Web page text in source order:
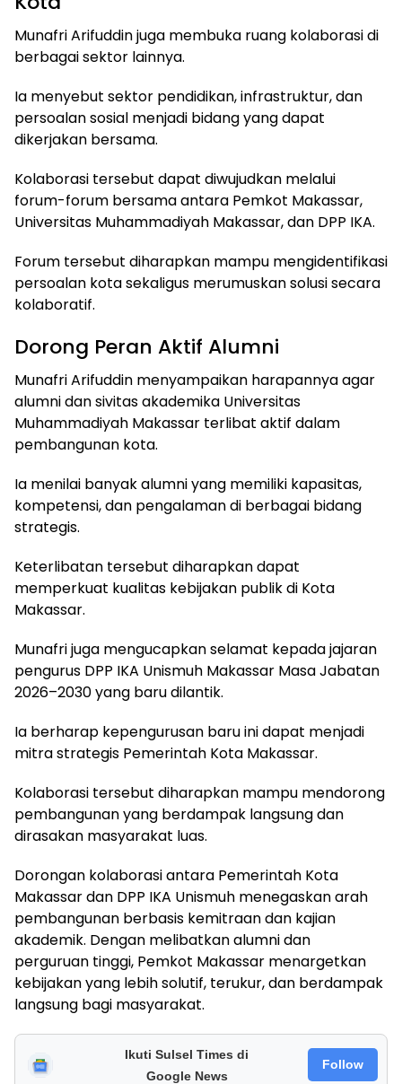
Munafri Arifuddin juga membuka ruang kolaborasi di
berbagai sektor lainnya.
Ia menyebut sektor pendidikan, infrastruktur, dan
persoalan sosial menjadi bidang yang dapat
dikerjakan bersama.
Kolaborasi tersebut dapat diwujudkan melalui
forum-forum bersama antara Pemkot Makassar,
Universitas Muhammadiyah Makassar, dan DPP IKA.
Forum tersebut diharapkan mampu mengidentifikasi
persoalan kota sekaligus merumuskan solusi secara
kolaboratif.
Dorong Peran Aktif Alumni
Munafri Arifuddin menyampaikan harapannya agar
alumni dan sivitas akademika Universitas
Muhammadiyah Makassar terlibat aktif dalam
pembangunan kota.
Ia menilai banyak alumni yang memiliki kapasitas,
kompetensi, dan pengalaman di berbagai bidang
strategis.
Keterlibatan tersebut diharapkan dapat
memperkuat kualitas kebijakan publik di Kota
Makassar.
Munafri juga mengucapkan selamat kepada jajaran
pengurus DPP IKA Unismuh Makassar Masa Jabatan
2026–2030 yang baru dilantik.
Ia berharap kepengurusan baru ini dapat menjadi
mitra strategis Pemerintah Kota Makassar.
Kolaborasi tersebut diharapkan mampu mendorong
pembangunan yang berdampak langsung dan
dirasakan masyarakat luas.
Dorongan kolaborasi antara Pemerintah Kota
Makassar dan DPP IKA Unismuh menegaskan arah
pembangunan berbasis kemitraan dan kajian
akademik. Dengan melibatkan alumni dan
perguruan tinggi, Pemkot Makassar menargetkan
kebijakan yang lebih solutif, terukur, dan berdampak
langsung bagi masyarakat.
Ikuti Sulsel Times di
Google News
Follow